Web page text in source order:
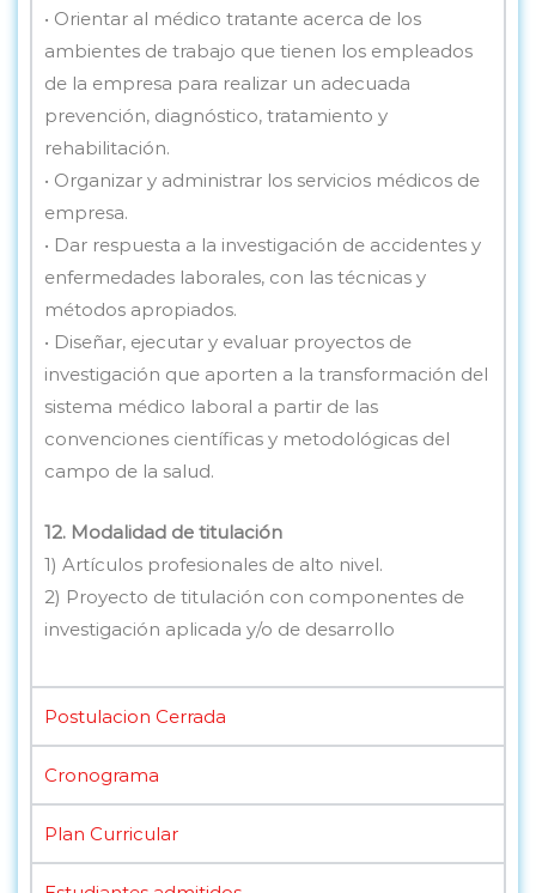
• Orientar al médico tratante acerca de los
ambientes de trabajo que tienen los empleados
de la empresa para realizar un adecuada
prevención, diagnóstico, tratamiento y
rehabilitación.
• Organizar y administrar los servicios médicos de
empresa.
• Dar respuesta a la investigación de accidentes y
enfermedades laborales, con las técnicas y
métodos apropiados.
• Diseñar, ejecutar y evaluar proyectos de
investigación que aporten a la transformación del
sistema médico laboral a partir de las
convenciones científicas y metodológicas del
campo de la salud.
12. Modalidad de titulación
1) Artículos profesionales de alto nivel.
2) Proyecto de titulación con componentes de
investigación aplicada y/o de desarrollo
Postulacion Cerrada
Cronograma
Plan Curricular